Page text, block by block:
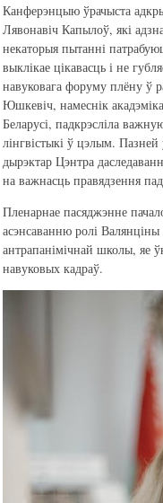
Канферэнцыю ўрачыста
Лявонавіч Капылоў, які
некаторыя пытанні
выклікае цікавасць і не
навуковага форуму плёну ў
Юшкевіч, намеснік
Беларусі, падкрэсліла
лінгвістыкі ў цэлым.
дырэктар Цэнтра
на важнасць правядзення
Пленарнае пасяджэнне
асэнсаванню ролі
антрапанімічнай школы, яе
навуковых кадраў.